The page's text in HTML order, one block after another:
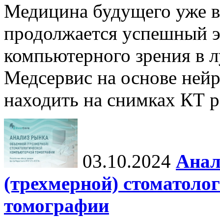
Медицина будущего уже
продолжается успешный
компьютерного зрения в
Медсервис на основе
находить на снимках КТ
03.10.2024
(трехмерной)
томографии